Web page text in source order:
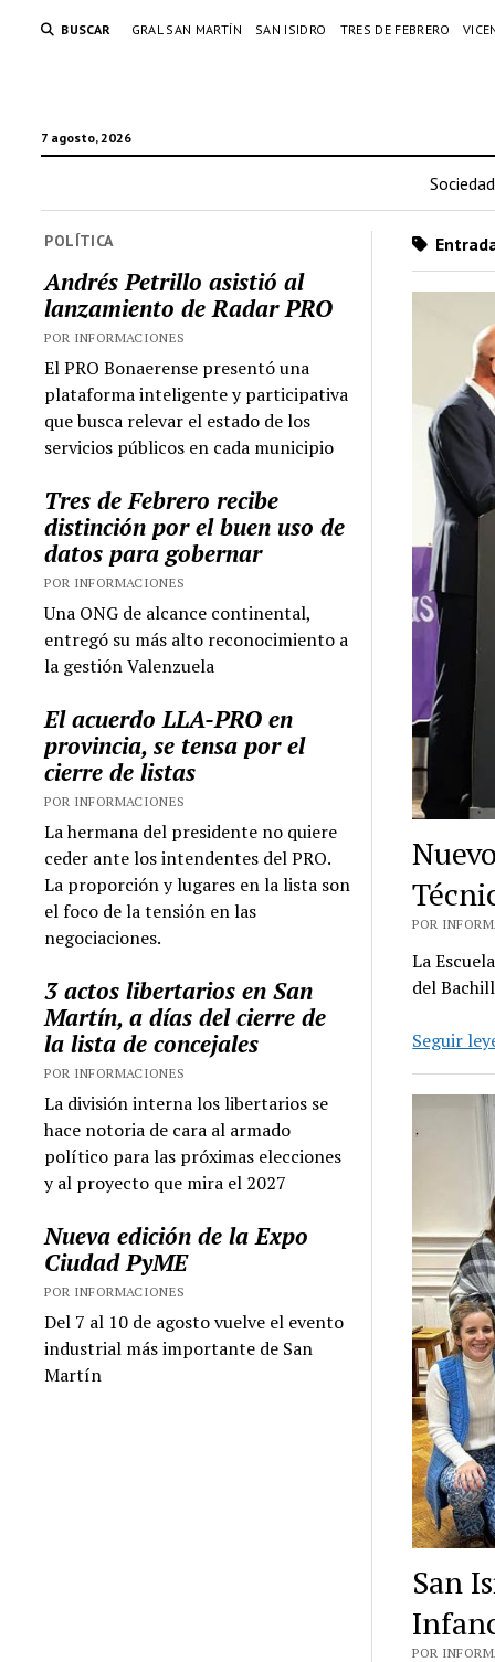
BUSCAR GRAL SAN MARTÍN SAN ISIDRO TRES DE FEBRERO
7 agosto, 2026
Sociedad
POLÍTICA
Andrés Petrillo asistió al
lanzamiento de Radar PRO
POR INFORMACIONES
El PRO Bonaerense presentó una
plataforma inteligente y participativa
que busca relevar el estado de los
servicios públicos en cada municipio
Tres de Febrero recibe
distinción por el buen uso de
datos para gobernar
POR INFORMACIONES
Una ONG de alcance continental,
entregó su más alto reconocimiento a
la gestión Valenzuela
El acuerdo LLA-PRO en
provincia, se tensa por el
cierre de listas
POR INFORMACIONES
La hermana del presidente no quiere
ceder ante los intendentes del PRO.
La proporción y lugares en la lista son
el foco de la tensión en las
negociaciones.
3 actos libertarios en San
Martín, a días del cierre de
la lista de concejales
POR INFORMACIONES
La división interna los libertarios se
hace notoria de cara al armado
político para las próximas elecciones
y al proyecto que mira el 2027
Nueva edición de la Expo
Ciudad PyME
POR INFORMACIONES
Del 7 al 10 de agosto vuelve el evento
industrial más importante de San
Martín
POR
La
del
Seguir
San
POR